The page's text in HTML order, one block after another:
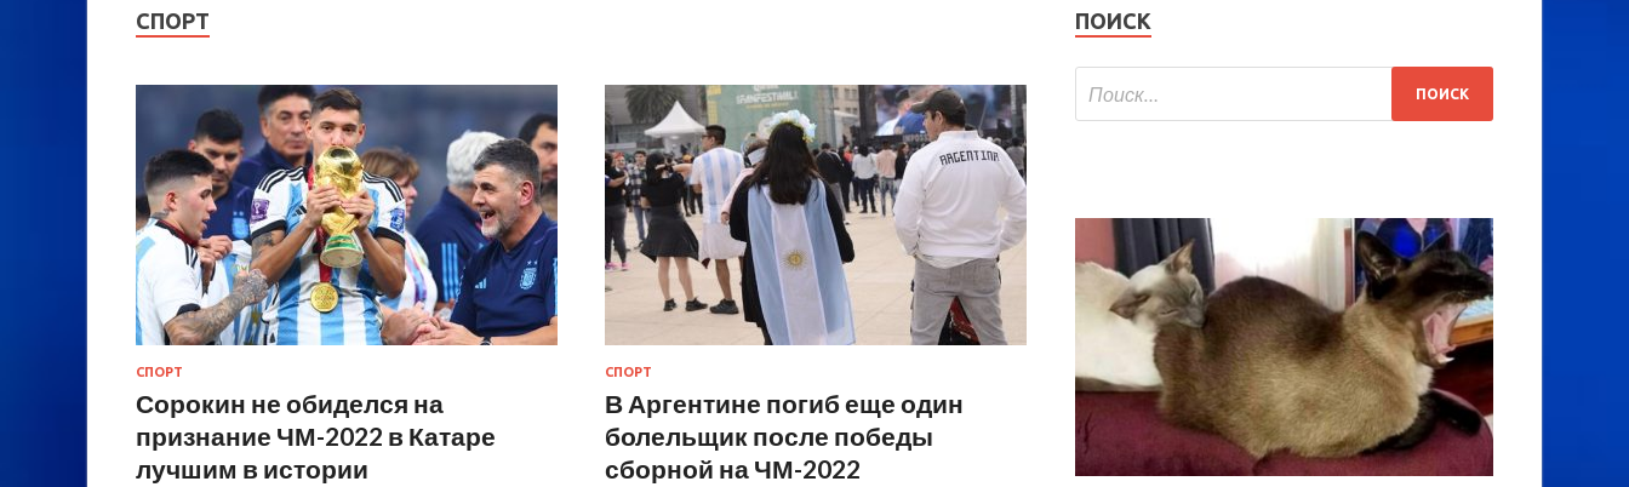
СПОРТ
СПОРТ
Сорокин не обиделся на
признание ЧМ-2022 в Катаре
лучшим в истории
СПОРТ
В Аргентине погиб еще один
болельщик после победы
сборной на ЧМ-2022
ПОИСК